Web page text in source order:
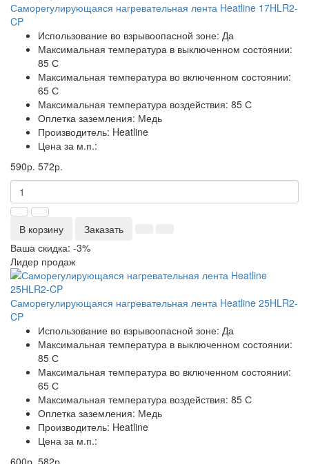
Саморегулирующаяся нагревательная лента Heatline 17HLR2-
CP
Использование во взрывоопасной зоне: Да
Максимальная температура в выключенном состоянии:
85 С
Максимальная температура во включенном состоянии:
65 С
Максимальная температура воздействия: 85 С
Оплетка заземления: Медь
Производитель: Heatline
Цена за м.п.:
590р. 572р.
В корзину
Заказать
Ваша скидка: -3%
Лидер продаж
Саморегулирующаяся нагревательная лента Heatline 25HLR2-
CP
Использование во взрывоопасной зоне: Да
Максимальная температура в выключенном состоянии:
85 С
Максимальная температура во включенном состоянии:
65 С
Максимальная температура воздействия: 85 С
Оплетка заземления: Медь
Производитель: Heatline
Цена за м.п.:
600р. 582р.